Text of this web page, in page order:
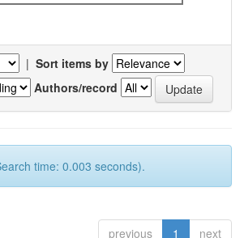
| Sort items by
Authors/record
time: 0.003 seconds).
previous 1 next